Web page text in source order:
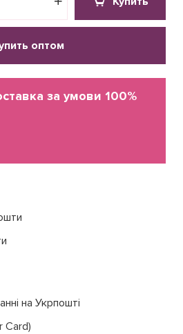
оптом
за умови 100%
на Укрпошті
Card)